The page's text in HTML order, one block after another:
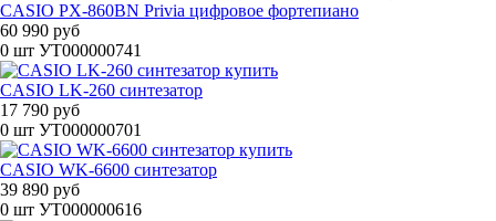
CASIO PX-860BN Privia цифровое фортепиано
60 990 руб
0 шт УТ000000741
CASIO LK-260 синтезатор
17 790 руб
0 шт УТ000000701
CASIO WK-6600 синтезатор
39 890 руб
0 шт УТ000000616